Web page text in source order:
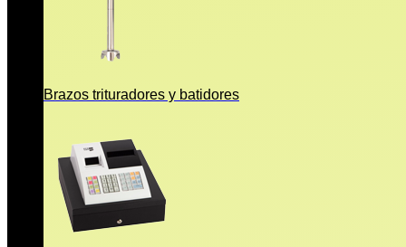
Brazos trituradores y batidores